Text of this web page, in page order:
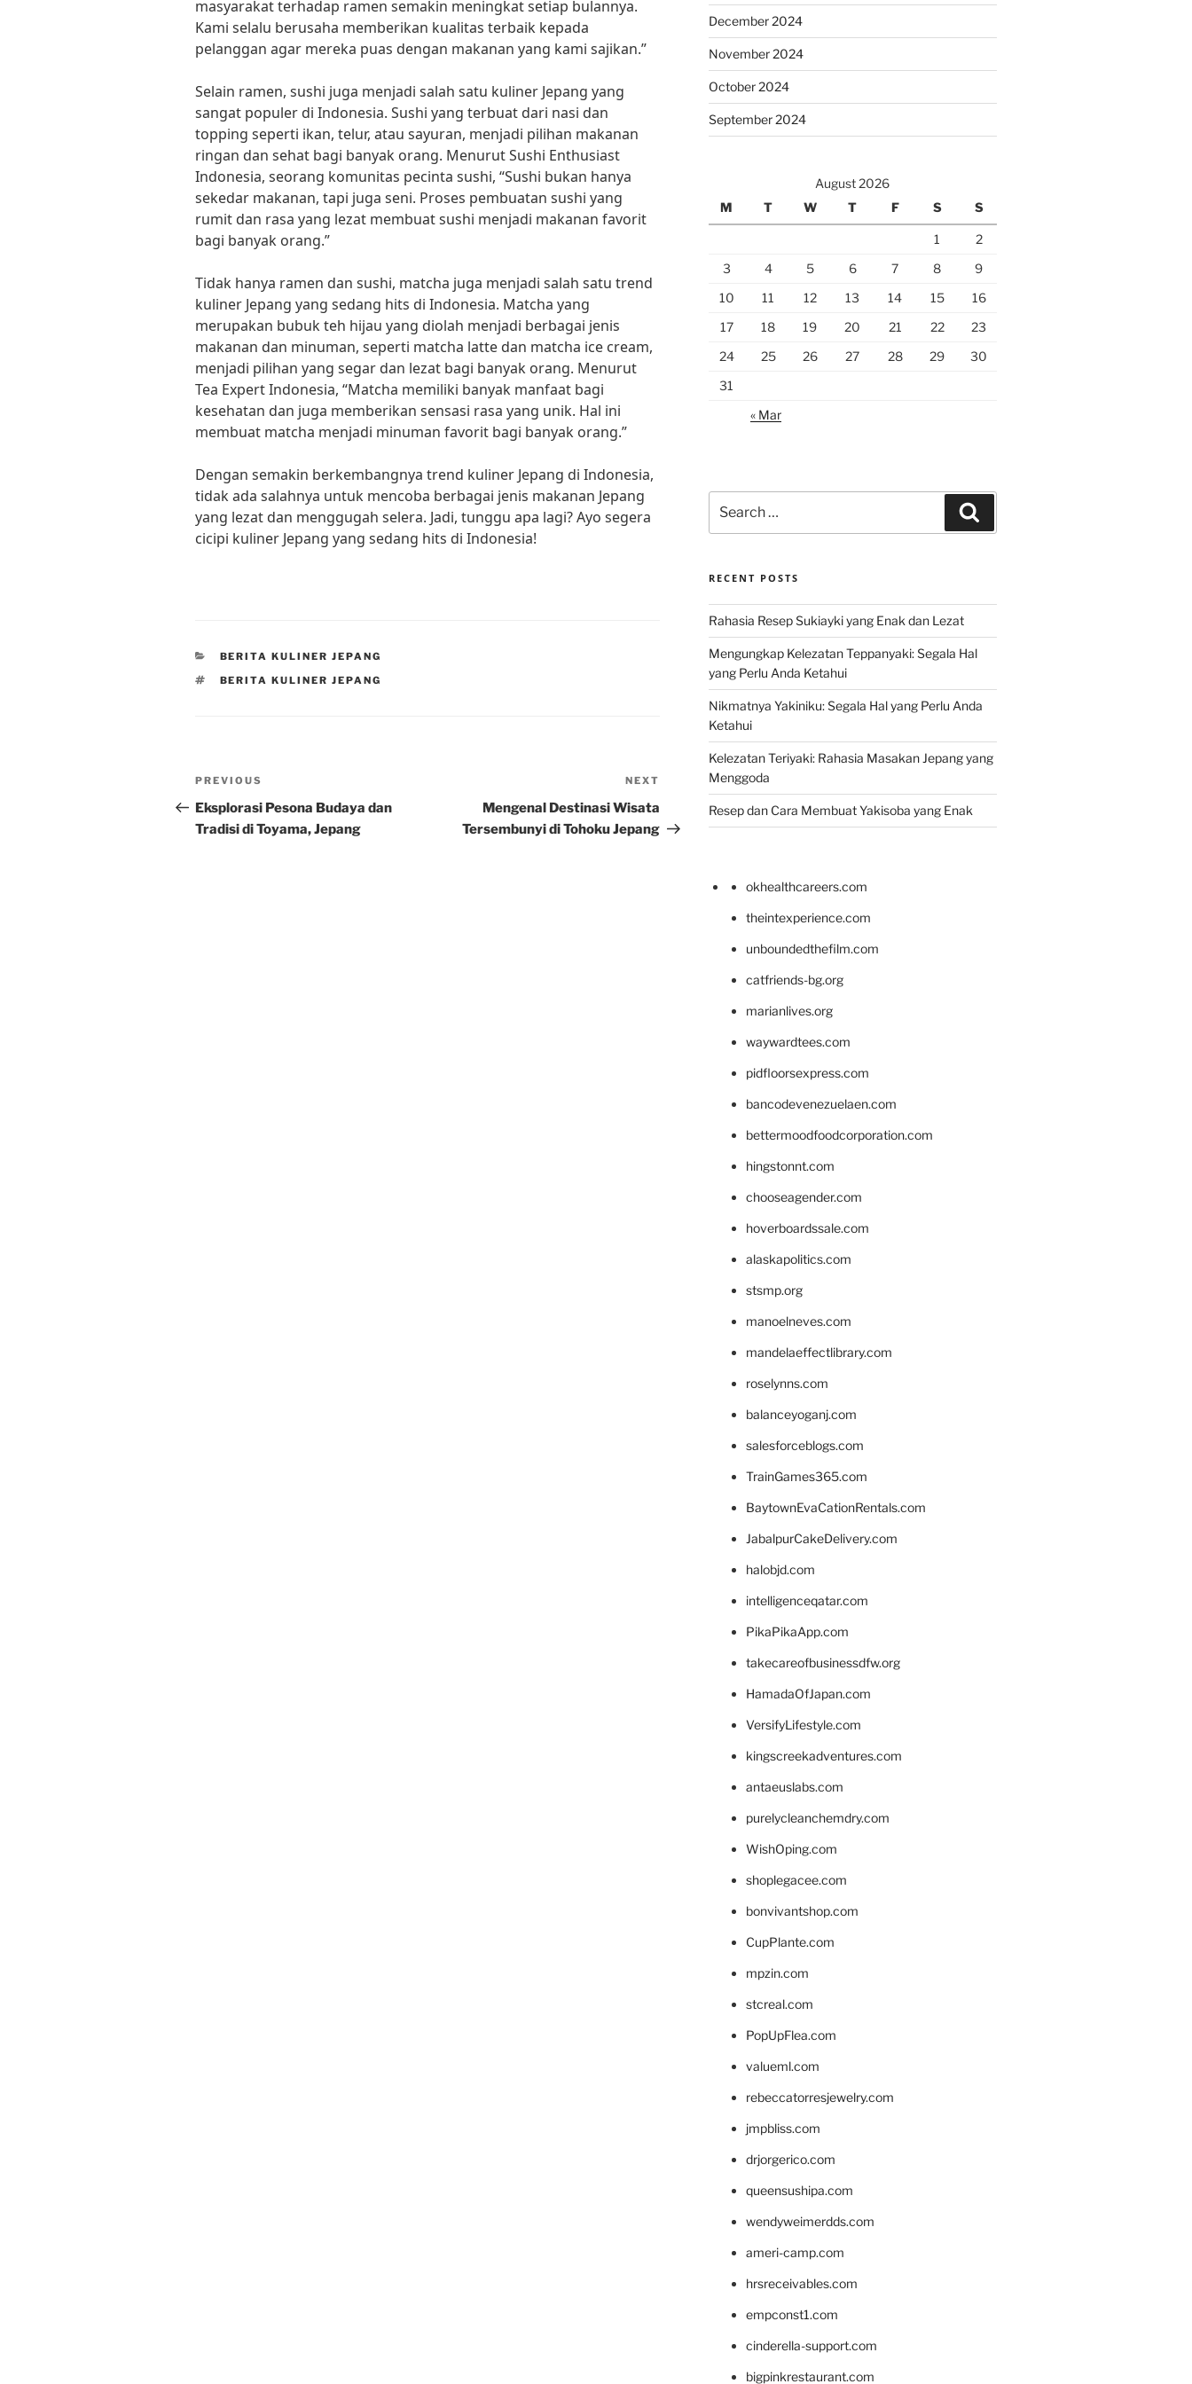
masyarakat terhadap ramen semakin meningkat setiap bulannya.
Kami selalu berusaha memberikan kualitas terbaik kepada
pelanggan agar mereka puas dengan makanan yang kami sajikan.”
Selain ramen, sushi juga menjadi salah satu kuliner Jepang yang
sangat populer di Indonesia. Sushi yang terbuat dari nasi dan
topping seperti ikan, telur, atau sayuran, menjadi pilihan makanan
ringan dan sehat bagi banyak orang. Menurut Sushi Enthusiast
Indonesia, seorang komunitas pecinta sushi, “Sushi bukan hanya
sekedar makanan, tapi juga seni. Proses pembuatan sushi yang
rumit dan rasa yang lezat membuat sushi menjadi makanan favorit
bagi banyak orang.”
Tidak hanya ramen dan sushi, matcha juga menjadi salah satu trend
kuliner Jepang yang sedang hits di Indonesia. Matcha yang
merupakan bubuk teh hijau yang diolah menjadi berbagai jenis
makanan dan minuman, seperti matcha latte dan matcha ice cream,
menjadi pilihan yang segar dan lezat bagi banyak orang. Menurut
Tea Expert Indonesia, “Matcha memiliki banyak manfaat bagi
kesehatan dan juga memberikan sensasi rasa yang unik. Hal ini
membuat matcha menjadi minuman favorit bagi banyak orang.”
Dengan semakin berkembangnya trend kuliner Jepang di Indonesia,
tidak ada salahnya untuk mencoba berbagai jenis makanan Jepang
yang lezat dan menggugah selera. Jadi, tunggu apa lagi? Ayo segera
cicipi kuliner Jepang yang sedang hits di Indonesia!
CATEGORIES
BERITA KULINER JEPANG
TAGS
BERITA KULINER JEPANG
Post
navigation
Previous
Post
PREVIOUS
Eksplorasi Pesona Budaya dan
Tradisi di Toyama, Jepang
NEXT
Mengenal Destinasi Wisata
Tersembunyi di Tohoku Jepang
December 2024
November 2024
October 2024
September 2024
August 2026
M
T W T F S S
1
2
3
4 5 6 7 8
9
10
11 12 13 14 15
16
17
18 19 20 21 22
23
24
25 26 27 28 29
30
31
« Mar
for:
RECENT POSTS
Rahasia Resep Sukiayki yang Enak dan Lezat
Mengungkap Kelezatan Teppanyaki: Segala Hal
yang Perlu Anda Ketahui
Nikmatnya Yakiniku: Segala Hal yang Perlu Anda
Ketahui
Kelezatan Teriyaki: Rahasia Masakan Jepang yang
Menggoda
Resep dan Cara Membuat Yakisoba yang Enak
okhealthcareers.com
theintexperience.com
unboundedthefilm.com
catfriends-bg.org
marianlives.org
waywardtees.com
pidfloorsexpress.com
bancodevenezuelaen.com
bettermoodfoodcorporation.com
hingstonnt.com
chooseagender.com
hoverboardssale.com
alaskapolitics.com
stsmp.org
manoelneves.com
mandelaeffectlibrary.com
roselynns.com
balanceyoganj.com
salesforceblogs.com
TrainGames365.com
BaytownEvaCationRentals.com
JabalpurCakeDelivery.com
halobjd.com
intelligenceqatar.com
PikaPikaApp.com
takecareofbusinessdfw.org
HamadaOfJapan.com
VersifyLifestyle.com
kingscreekadventures.com
antaeuslabs.com
purelycleanchemdry.com
WishOping.com
shoplegacee.com
bonvivantshop.com
CupPlante.com
mpzin.com
stcreal.com
PopUpFlea.com
valueml.com
rebeccatorresjewelry.com
jmpbliss.com
drjorgerico.com
queensushipa.com
wendyweimerdds.com
ameri-camp.com
hrsreceivables.com
empconst1.com
cinderella-support.com
bigpinkrestaurant.com